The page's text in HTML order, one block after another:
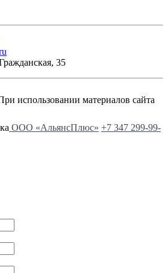
35
использовании материалов сайта
ООО «АльянсПлюс» +7 347 299-99-